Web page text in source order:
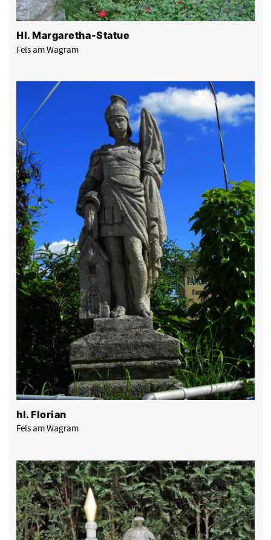
Hl. Margaretha-Statue
Fels am Wagram
hl. Florian
Fels am Wagram